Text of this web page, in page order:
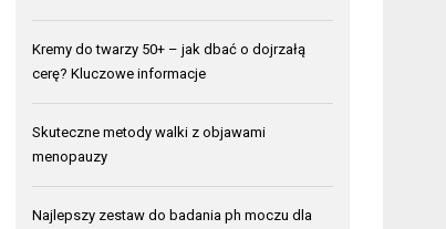
Kremy do twarzy 50+ – jak dbać o dojrzałą
cerę? Kluczowe informacje
Skuteczne metody walki z objawami
menopauzy
Najlepszy zestaw do badania ph moczu dla